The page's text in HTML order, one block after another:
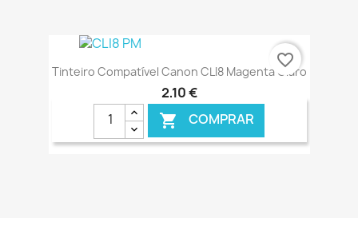
€ ONLINE
Tinteiro Compatível Canon CLI8 Magenta Claro
2,10 €
 COMPRAR
favorite_border